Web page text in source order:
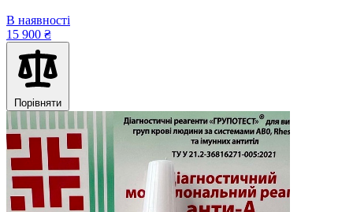
В наявності
15 900 ₴
Порівняти